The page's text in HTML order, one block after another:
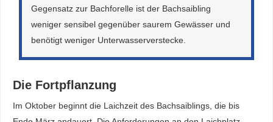
Gegensatz zur Bachforelle ist der Bachsaibling
weniger sensibel gegenüber saurem Gewässer und
benötigt weniger Unterwasserverstecke.
Die Fortpflanzung
Im Oktober beginnt die Laichzeit des Bachsaiblings, die bis